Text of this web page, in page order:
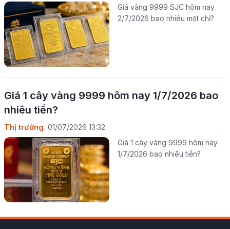
Giá vàng 9999 SJC hôm nay
2/7/2026 bao nhiêu một chỉ?
Giá 1 cây vàng 9999 hôm nay 1/7/2026 bao
nhiêu tiền?
Thị trường 01/07/2026 13:32
Giá 1 cây vàng 9999 hôm nay
1/7/2026 bao nhiêu tiền?